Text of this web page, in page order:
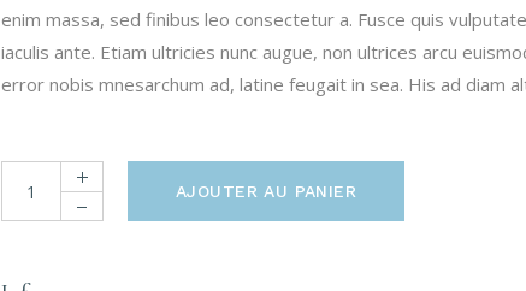
enim massa, sed finibus leo consectetur a. Fusce quis
iaculis ante. Etiam ultricies nunc augue, non ultrices arcu
error nobis mnesarchum ad, latine feugait in sea. His ad diam
AJOUTER AU PANIER